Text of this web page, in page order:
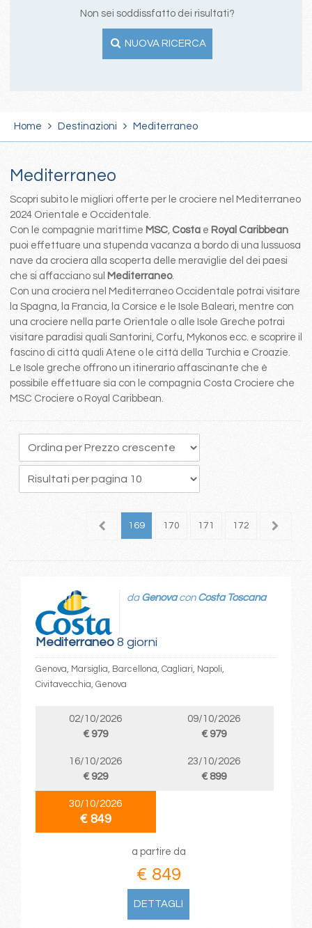
Non sei soddissfatto dei risultati?
NUOVA RICERCA
Home Destinazioni Mediterraneo
Mediterraneo
Scopri subito le migliori offerte per le crociere nel Mediterraneo
2024 Orientale e Occidentale.
Con le compagnie marittime MSC, Costa e Royal Caribbean
puoi effettuare una stupenda vacanza a bordo di una lussuosa
nave da crociera alla scoperta delle meraviglie del dei paesi
che si affacciano sul Mediterraneo.
Con una crociera nel Mediterraneo Occidentale potrai visitare
la Spagna, la Francia, la Corsice e le Isole Baleari, mentre con
una crociere nella parte Orientale o alle Isole Greche potrai
visitare paradisi quali Santorini, Corfu, Mykonos ecc. e scoprire il
fascino di città quali Atene o le città della Turchia e Croazie.
Le Isole greche offrono un itinerario affascinante che è
possibile effettuare sia con le compagnia Costa Crociere che
MSC Crociere o Royal Caribbean.
168 169 170 171 172 173
Mediterraneo8 giorni
da Genovacon Costa Toscana
Genova, Marsiglia, Barcellona, Cagliari, Napoli,
Civitavecchia, Genova
02/10/2026
€ 979
09/10/2026
€ 979
16/10/2026
€ 929
23/10/2026
€ 899
30/10/2026
€ 849
a partire da
€ 849
DETTAGLI